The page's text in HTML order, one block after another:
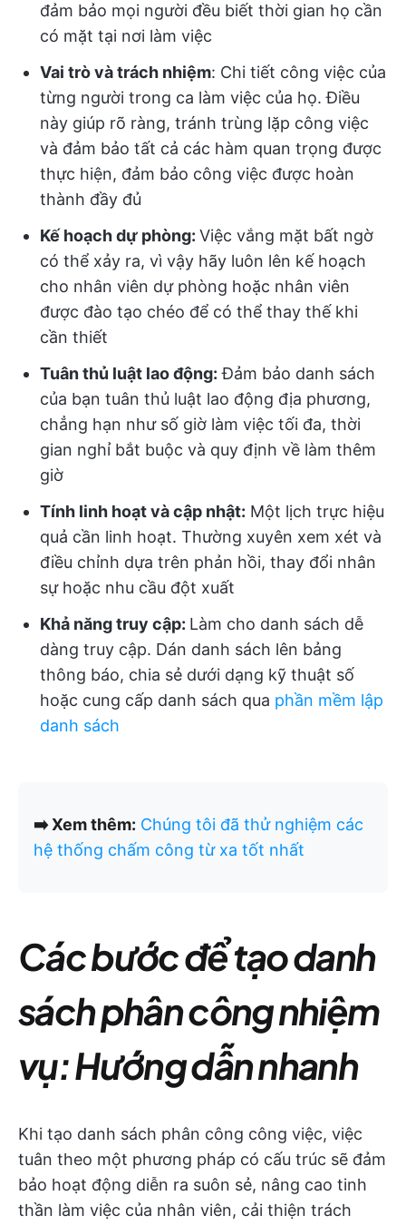
đảm bảo mọi người đều biết thời gian họ cần
có mặt tại nơi làm việc
Vai trò và trách nhiệm: Chi tiết công việc của
từng người trong ca làm việc của họ. Điều
này giúp rõ ràng, tránh trùng lặp công việc
và đảm bảo tất cả các hàm quan trọng được
thực hiện, đảm bảo công việc được hoàn
thành đầy đủ
Kế hoạch dự phòng: Việc vắng mặt bất ngờ
có thể xảy ra, vì vậy hãy luôn lên kế hoạch
cho nhân viên dự phòng hoặc nhân viên
được đào tạo chéo để có thể thay thế khi
cần thiết
Tuân thủ luật lao động: Đảm bảo danh sách
của bạn tuân thủ luật lao động địa phương,
chẳng hạn như số giờ làm việc tối đa, thời
gian nghỉ bắt buộc và quy định về làm thêm
giờ
Tính linh hoạt và cập nhật: Một lịch trực hiệu
quả cần linh hoạt. Thường xuyên xem xét và
điều chỉnh dựa trên phản hồi, thay đổi nhân
sự hoặc nhu cầu đột xuất
Khả năng truy cập: Làm cho danh sách dễ
dàng truy cập. Dán danh sách lên bảng
thông báo, chia sẻ dưới dạng kỹ thuật số
hoặc cung cấp danh sách qua phần mềm lập
danh sách
➡️ Xem thêm: Chúng tôi đã thử nghiệm các
hệ thống chấm công từ xa tốt nhất
Các bước để tạo danh
sách phân công nhiệm
vụ: Hướng dẫn nhanh
Khi tạo danh sách phân công công việc, việc
tuân theo một phương pháp có cấu trúc sẽ đảm
bảo hoạt động diễn ra suôn sẻ, nâng cao tinh
thần làm việc của nhân viên, cải thiện trách